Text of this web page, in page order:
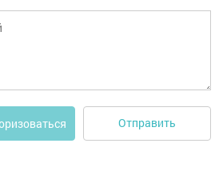
Отправить